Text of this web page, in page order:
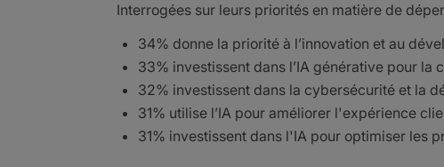
Interrogées sur leurs priorités en matière de
34% donne la priorité à l’innovation et au
33% investissent dans l’IA générative pour la
32% investissent dans la cybersécurité et la
31% utilise l’IA pour améliorer l'expérience
31% investissent dans l'IA pour optimiser les